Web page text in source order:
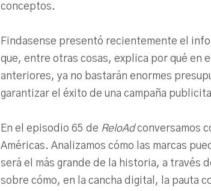
conceptos.
Findasense presentó recientemente el
que, entre otras cosas, explica por qué en
anteriores, ya no bastarán enormes
garantizar el éxito de una campaña
En el episodio 65 de ReloAdconversamos
Américas. Analizamos cómo las marcas
será el más grande de la historia, a través
sobre cómo, en la cancha digital, la pauta